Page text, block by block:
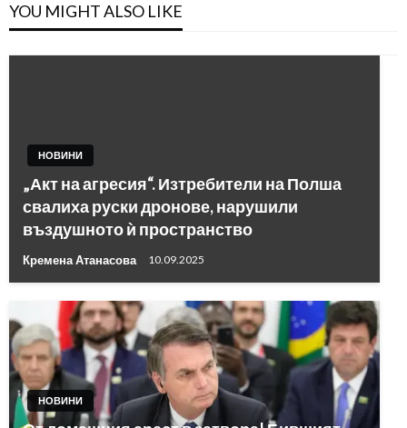
YOU MIGHT ALSO LIKE
НОВИНИ
„Акт на агресия“. Изтребители на Полша
свалиха руски дронове, нарушили
въздушното ѝ пространство
Кремена Атанасова 10.09.2025
НОВИНИ